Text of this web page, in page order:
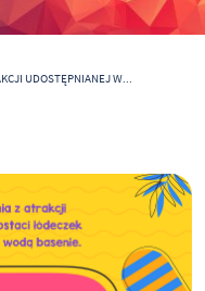
UDOSTĘPNIANEJ W...